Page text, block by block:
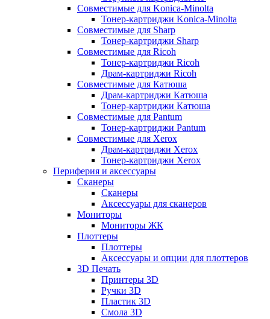
Совместимые для Konica-Minolta
Тонер-картриджи Konica-Minolta
Совместимые для Sharp
Тонер-картриджи Sharp
Совместимые для Ricoh
Тонер-картриджи Ricoh
Драм-картриджи Ricoh
Совместимые для Катюша
Драм-картриджи Катюша
Тонер-картриджи Катюша
Совместимые для Pantum
Тонер-картриджи Pantum
Совместимые для Xerox
Драм-картриджи Xerox
Тонер-картриджи Xerox
Периферия и аксессуары
Сканеры
Сканеры
Аксессуары для сканеров
Мониторы
Мониторы ЖК
Плоттеры
Плоттеры
Аксессуары и опции для плоттеров
3D Печать
Принтеры 3D
Ручки 3D
Пластик 3D
Смола 3D